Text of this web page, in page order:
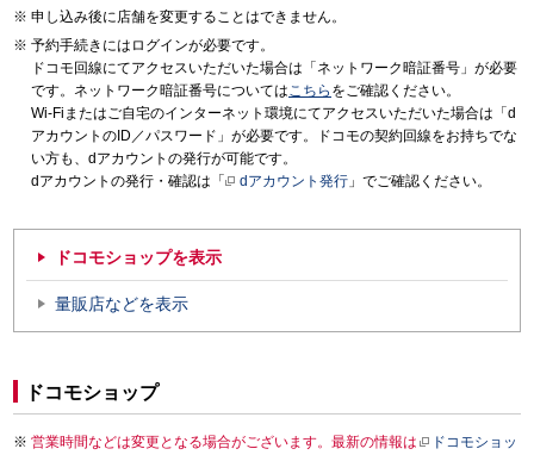
申し込み後に店舗を変更することはできません。
予約手続きにはログインが必要です。
ドコモ回線にてアクセスいただいた場合は「ネットワーク暗証番号」が必要
です。ネットワーク暗証番号についてはこちら をご確認ください。
Wi-Fiまたはご自宅のインターネット環境にてアクセスいただいた場合は「d
アカウントのID／パスワード」が必要です。ドコモの契約回線をお持ちでな
い方も、dアカウントの発行が可能です。
dアカウントの発行・確認は「
dアカウント発行 」でご確認ください。
ドコモショップを表示
量販店などを表示
ドコモショップ
営業時間などは変更となる場合がございます。最新の情報は
ドコモショッ